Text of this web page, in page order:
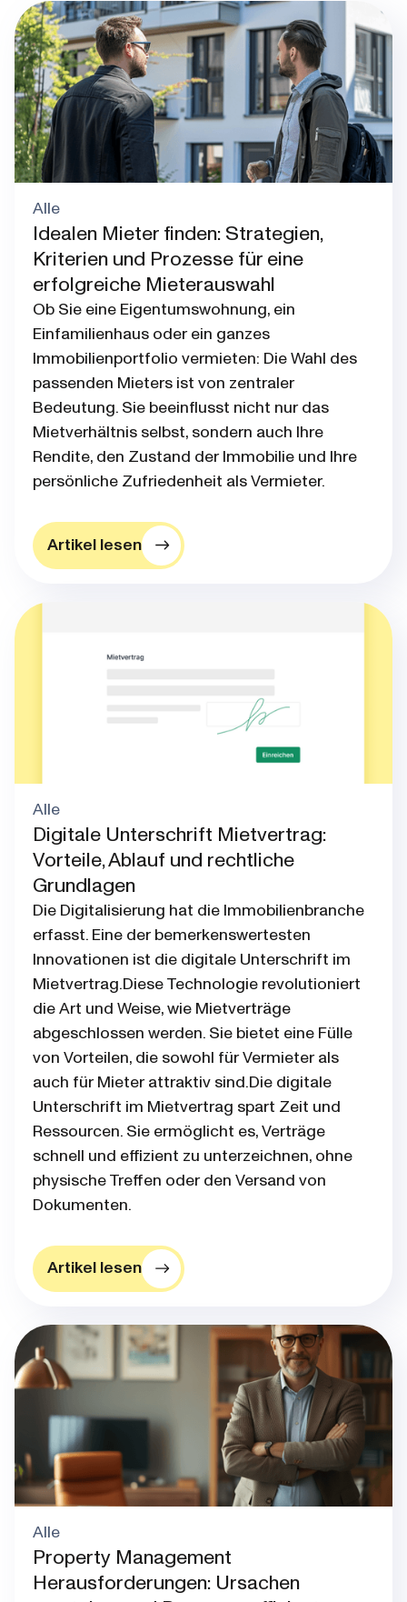
Alle
Idealen Mieter finden: Strategien,
Kriterien und Prozesse für eine
erfolgreiche Mieterauswahl
Ob Sie eine Eigentumswohnung, ein
Einfamilienhaus oder ein ganzes
Immobilienportfolio vermieten: Die Wahl des
passenden Mieters ist von zentraler
Bedeutung. Sie beeinflusst nicht nur das
Mietverhältnis selbst, sondern auch Ihre
Rendite, den Zustand der Immobilie und Ihre
persönliche Zufriedenheit als Vermieter.
Artikel lesen
Alle
Digitale Unterschrift Mietvertrag:
Vorteile, Ablauf und rechtliche
Grundlagen
Die Digitalisierung hat die Immobilienbranche
erfasst. Eine der bemerkenswertesten
Innovationen ist die digitale Unterschrift im
Mietvertrag.Diese Technologie revolutioniert
die Art und Weise, wie Mietverträge
abgeschlossen werden. Sie bietet eine Fülle
von Vorteilen, die sowohl für Vermieter als
auch für Mieter attraktiv sind.Die digitale
Unterschrift im Mietvertrag spart Zeit und
Ressourcen. Sie ermöglicht es, Verträge
schnell und effizient zu unterzeichnen, ohne
physische Treffen oder den Versand von
Dokumenten.
Artikel lesen
Alle
Property Management
Herausforderungen: Ursachen